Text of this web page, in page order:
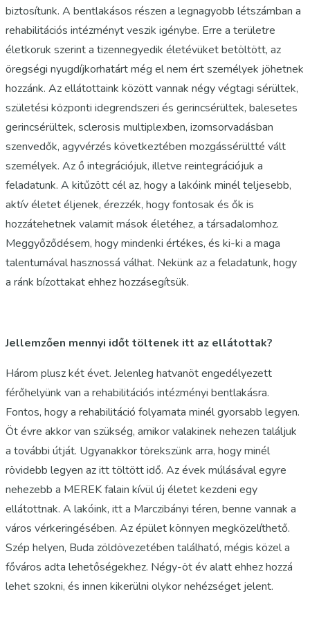
biztosítunk. A bentlakásos részen a legnagyobb létszámban a
rehabilitációs intézményt veszik igénybe. Erre a területre
életkoruk szerint a tizennegyedik életévüket betöltött, az
öregségi nyugdíjkorhatárt még el nem ért személyek jöhetnek
hozzánk. Az ellátottaink között vannak négy végtagi sérültek,
születési központi idegrendszeri és gerincsérültek, balesetes
gerincsérültek, sclerosis multiplexben, izomsorvadásban
szenvedők, agyvérzés következtében mozgássérültté vált
személyek. Az ő integrációjuk, illetve reintegrációjuk a
feladatunk. A kitűzött cél az, hogy a lakóink minél teljesebb,
aktív életet éljenek, érezzék, hogy fontosak és ők is
hozzátehetnek valamit mások életéhez, a társadalomhoz.
Meggyőződésem, hogy mindenki értékes, és ki-ki a maga
talentumával hasznossá válhat. Nekünk az a feladatunk, hogy
a ránk bízottakat ehhez hozzásegítsük.
Jellemzően mennyi időt töltenek itt az ellátottak?
Három plusz két évet. Jelenleg hatvanöt engedélyezett
férőhelyünk van a rehabilitációs intézményi bentlakásra.
Fontos, hogy a rehabilitáció folyamata minél gyorsabb legyen.
Öt évre akkor van szükség, amikor valakinek nehezen találjuk
a további útját. Ugyanakkor törekszünk arra, hogy minél
rövidebb legyen az itt töltött idő. Az évek múlásával egyre
nehezebb a MEREK falain kívül új életet kezdeni egy
ellátottnak. A lakóink, itt a Marczibányi téren, benne vannak a
város vérkeringésében. Az épület könnyen megközelíthető.
Szép helyen, Buda zöldövezetében található, mégis közel a
főváros adta lehetőségekhez. Négy-öt év alatt ehhez hozzá
lehet szokni, és innen kikerülni olykor nehézséget jelent.